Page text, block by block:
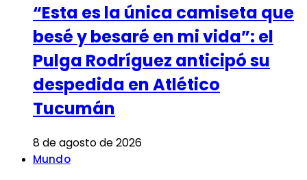
“Esta es la única camiseta que
besé y besaré en mi vida”: el
Pulga Rodríguez anticipó su
despedida en Atlético
Tucumán
8 de agosto de 2026
Mundo